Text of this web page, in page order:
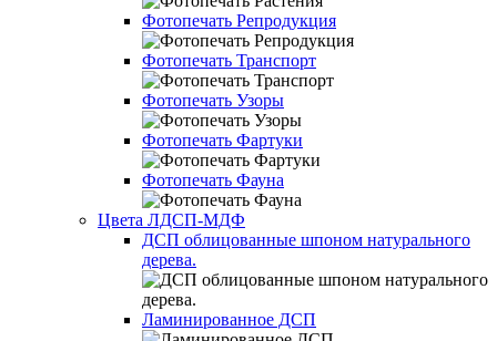
Фотопечать Репродукция
Фотопечать Транспорт
Фотопечать Узоры
Фотопечать Фартуки
Фотопечать Фауна
Цвета ЛДСП-МДФ
ДСП облицованные шпоном натурального
дерева.
Ламинированное ДСП